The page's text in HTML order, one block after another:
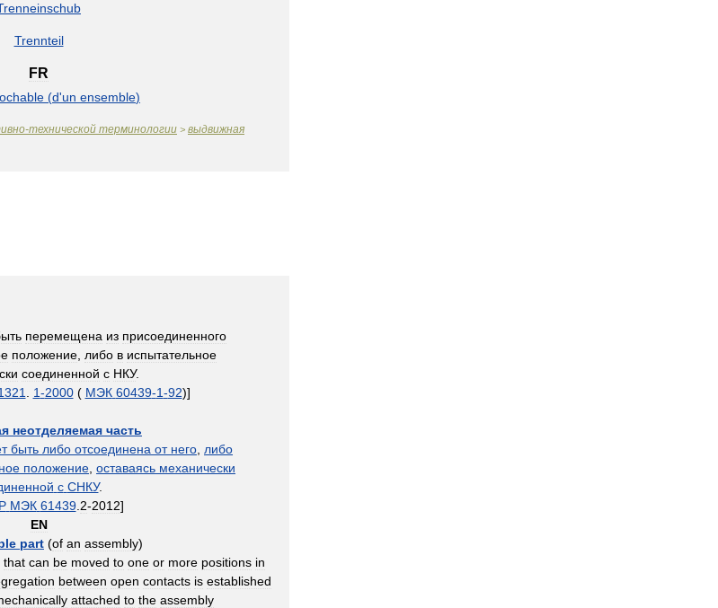
Trennteil
FR
(d'un ensemble)
-технической терминологии > выдвижная
перемещена из присоединенного
положение либо в испытательное
соединенной с НКУ.
1-2000( МЭК 60439-1-92)]
неотделяемая часть
быть либо отсоединена от него либо
положение оставаясь механически
с СНКУ.
Р МЭК 61439. 2-2012]
EN
part (of an assembly)
that can be moved to one or more positions in
between open contacts is established
attached to the assembly